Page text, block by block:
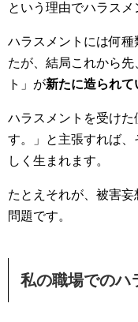
という理由でハラスメ
ハラスメントには何
たが、結局これから
ト」が新たに造られて
ハラスメントを受け
す。」と主張すれば
しく生まれます。
たとえそれが、被害
問題です。
私の職場でのハ